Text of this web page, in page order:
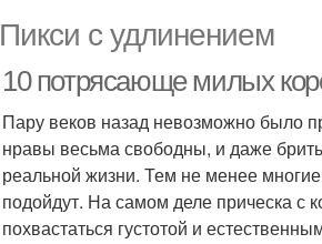
Пикси с удлинением
10 потрясающе милых
Пару веков назад невозможно было
нравы весьма свободны, и даже
реальной жизни. Тем не менее
подойдут. На самом деле прическа с
похвастаться густотой и